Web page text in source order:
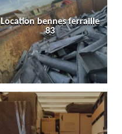
Location bennes ferraille
83